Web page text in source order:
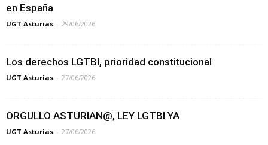
en España
UGT Asturias - 29/06/2026
Los derechos LGTBI, prioridad constitucional
UGT Asturias - 27/06/2026
ORGULLO ASTURIAN@, LEY LGTBI YA
UGT Asturias - 27/06/2026